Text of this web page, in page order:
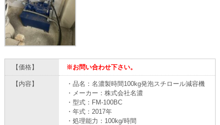
【価格】 ※お問い合わせ下さい。
【内容】
・品名：名濃製時間100kg発泡スチロール減容機
・メーカー：株式会社名濃
・型式：FM-100BC
・年式：2017年
・処理能力：100kg/時間